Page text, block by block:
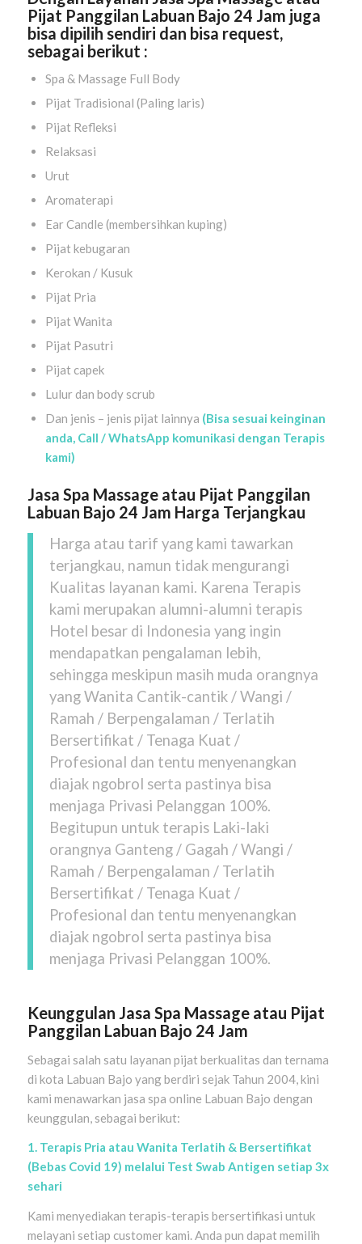
Pijat Panggilan Labuan Bajo 24 Jam juga
bisa dipilih sendiri dan bisa request,
sebagai berikut :
Spa & Massage Full Body
Pijat Tradisional (Paling laris)
Pijat Refleksi
Relaksasi
Urut
Aromaterapi
Ear Candle (membersihkan kuping)
Pijat kebugaran
Kerokan / Kusuk
Pijat Pria
Pijat Wanita
Pijat Pasutri
Pijat capek
Lulur dan body scrub
Dan jenis – jenis pijat lainnya (Bisa sesuai keinginan
anda, Call / WhatsApp komunikasi dengan Terapis
kami)
Jasa Spa Massage atau Pijat Panggilan
Labuan Bajo 24 Jam Harga Terjangkau
Harga atau tarif yang kami tawarkan
terjangkau, namun tidak mengurangi
Kualitas layanan kami. Karena Terapis
kami merupakan alumni-alumni terapis
Hotel besar di Indonesia yang ingin
mendapatkan pengalaman lebih,
sehingga meskipun masih muda orangnya
yang Wanita Cantik-cantik / Wangi /
Ramah / Berpengalaman / Terlatih
Bersertifikat / Tenaga Kuat /
Profesional dan tentu menyenangkan
diajak ngobrol serta pastinya bisa
menjaga Privasi Pelanggan 100%.
Begitupun untuk terapis Laki-laki
orangnya Ganteng / Gagah / Wangi /
Ramah / Berpengalaman / Terlatih
Bersertifikat / Tenaga Kuat /
Profesional dan tentu menyenangkan
diajak ngobrol serta pastinya bisa
menjaga Privasi Pelanggan 100%.
Keunggulan Jasa Spa Massage atau Pijat
Panggilan Labuan Bajo 24 Jam
Sebagai salah satu layanan pijat berkualitas dan ternama
di kota Labuan Bajo yang berdiri sejak Tahun 2004, kini
kami menawarkan jasa spa online Labuan Bajo dengan
keunggulan, sebagai berikut:
1. Terapis Pria atau Wanita Terlatih & Bersertifikat
(Bebas Covid 19) melalui Test Swab Antigen setiap 3x
sehari
Kami menyediakan terapis-terapis bersertifikasi untuk
melayani setiap customer kami. Anda pun dapat memilih